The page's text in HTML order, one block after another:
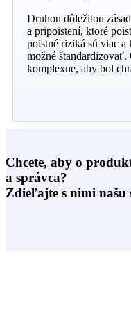
Druhou dôležitou
a pripoistení, ktoré
poistné riziká sú viac a
možné
komplexne, aby bol
Chcete, aby o
a správca?
Zdieľajte s nimi našu